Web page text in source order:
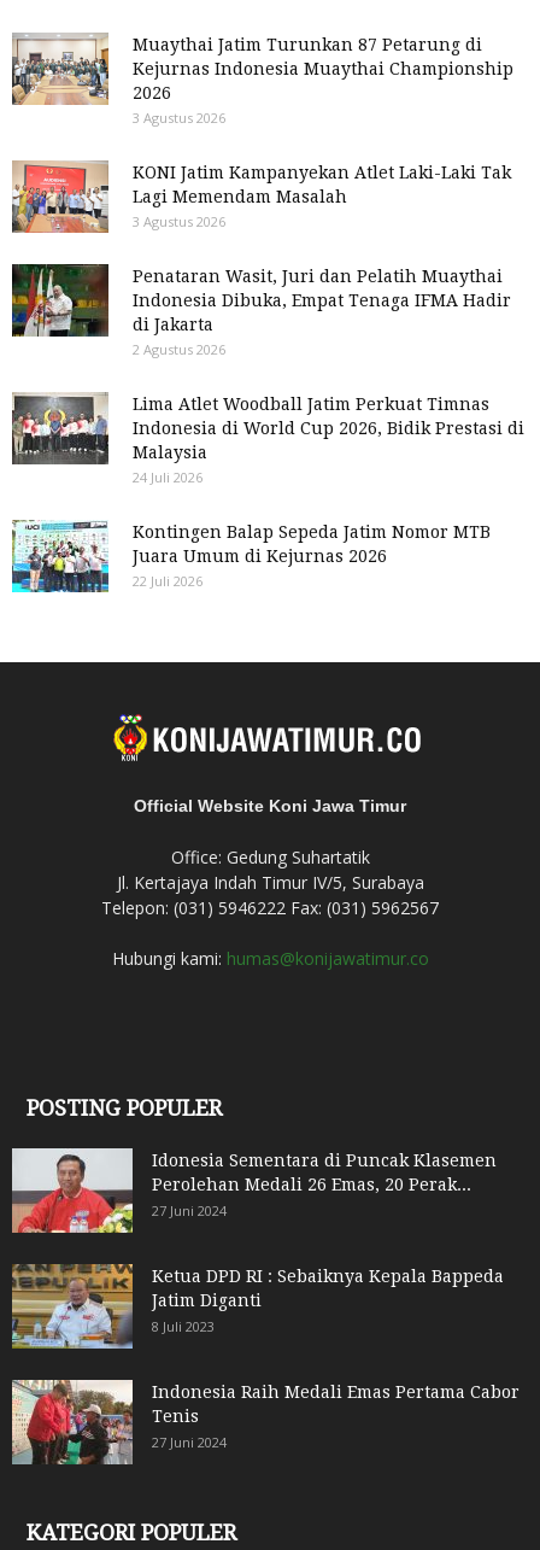
Muaythai Jatim Turunkan 87 Petarung di
Kejurnas Indonesia Muaythai Championship
2026
3 Agustus 2026
KONI Jatim Kampanyekan Atlet Laki-Laki Tak
Lagi Memendam Masalah
3 Agustus 2026
Penataran Wasit, Juri dan Pelatih Muaythai
Indonesia Dibuka, Empat Tenaga IFMA Hadir
di Jakarta
2 Agustus 2026
Lima Atlet Woodball Jatim Perkuat Timnas
Indonesia di World Cup 2026, Bidik Prestasi di
Malaysia
24 Juli 2026
Kontingen Balap Sepeda Jatim Nomor MTB
Juara Umum di Kejurnas 2026
22 Juli 2026
Official Website Koni Jawa Timur
Office: Gedung Suhartatik
Jl. Kertajaya Indah Timur IV/5, Surabaya
Telepon: (031) 5946222 Fax: (031) 5962567
Hubungi kami: humas@konijawatimur.co
POSTING POPULER
Idonesia Sementara di Puncak Klasemen
Perolehan Medali 26 Emas, 20 Perak...
27 Juni 2024
Ketua DPD RI : Sebaiknya Kepala Bappeda
Jatim Diganti
8 Juli 2023
Indonesia Raih Medali Emas Pertama Cabor
Tenis
27 Juni 2024
KATEGORI POPULER